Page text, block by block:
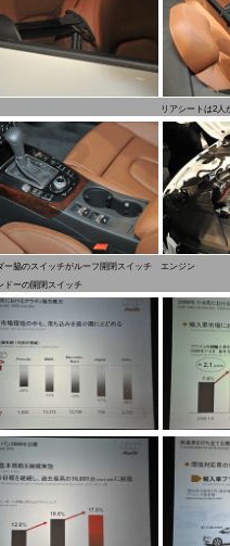
リアシートは2人
ー脇のスイッチがルーフ開閉スイッチ
ドーの開閉スイッチ
エンジン